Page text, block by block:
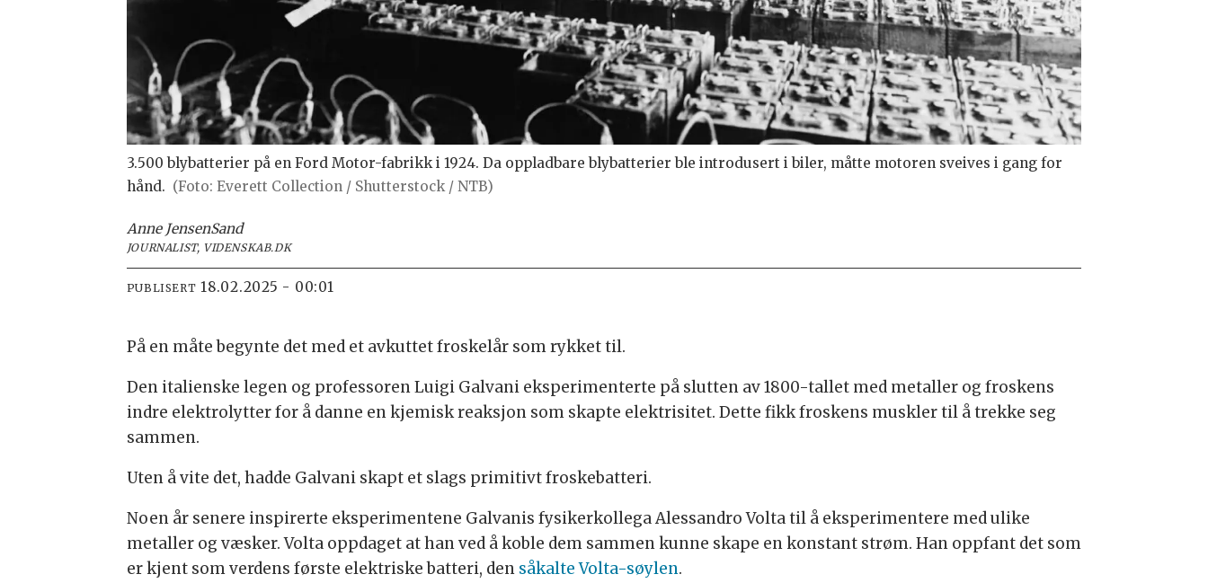
3.500 blybatterier på en Ford Motor-fabrikk i 1924. Da oppladbare blybatterier ble introdusert i biler, måtte motoren sveives i gang for
hånd. (Foto: Everett Collection / Shutterstock / NTB)
Anne JensenSand
JOURNALIST, VIDENSKAB.DK
PUBLISERT 18.02.2025 - 00:01
På en måte begynte det med et avkuttet froskelår som rykket til.
Den italienske legen og professoren Luigi Galvani eksperimenterte på slutten av 1800-tallet med metaller og froskens
indre elektrolytter for å danne en kjemisk reaksjon som skapte elektrisitet. Dette fikk froskens muskler til å trekke seg
sammen.
Uten å vite det, hadde Galvani skapt et slags primitivt froskebatteri.
Noen år senere inspirerte eksperimentene Galvanis fysikerkollega Alessandro Volta til å eksperimentere med ulike
metaller og væsker. Volta oppdaget at han ved å koble dem sammen kunne skape en konstant strøm. Han oppfant det som
er kjent som verdens første elektriske batteri, den såkalte Volta-søylen.